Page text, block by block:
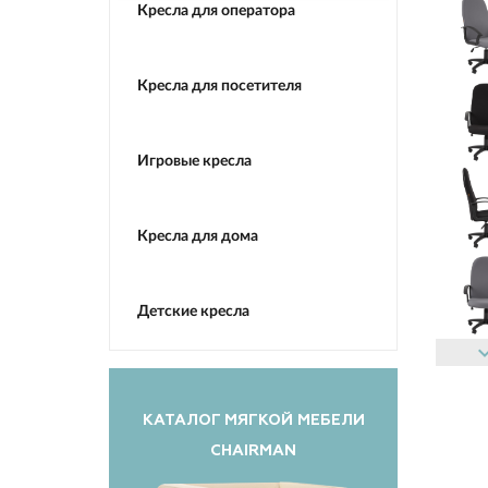
Кресла для оператора
Кресла для посетителя
Игровые кресла
Кресла для дома
Детские кресла
КАТАЛОГ МЯГКОЙ МЕБЕЛИ
CHAIRMAN